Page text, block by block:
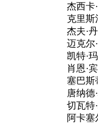
杰西卡·查斯坦
克里斯汀·韦
杰夫·丹尼尔
迈克尔·佩纳
凯特·玛拉
肖恩·宾
塞巴斯蒂安·斯
唐纳德·格洛
切瓦特·埃加
阿卡塞尔·亨